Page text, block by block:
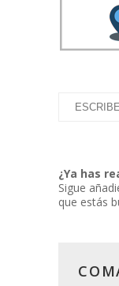
¿Ya has
Sigue
que estás